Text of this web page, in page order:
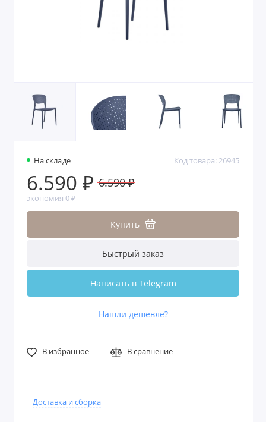
На складе Код товара: 26945
6.590 ₽ 6.590 ₽
экономия 0 ₽
Купить
Быстрый заказ
Написать в Telegram
Нашли дешевле?
В избранное В сравнение
Доставка и сборка